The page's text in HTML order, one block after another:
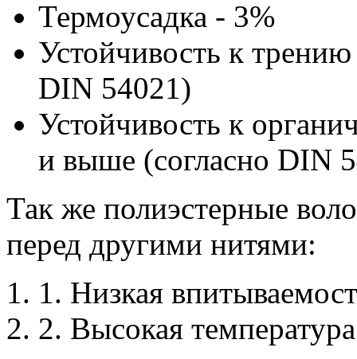
Термоусадка - 3%
Устойчивость к
DIN 54021)
Устойчивость к
и выше (согласно DIN
Так же полиэстерные
перед другими нитями:
1. Низкая
2. Высокая